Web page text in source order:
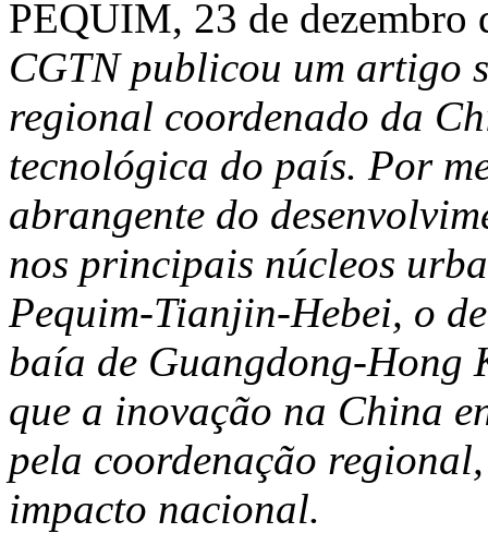
PEQUIM, 23 de dezembro
CGTN publicou um artigo
regional coordenado da
tecnológica do país. Por
abrangente do
nos principais núcleos
Pequim-Tianjin-Hebei, o
baía de Guangdong-Hong
que a inovação na China
pela coordenação
impacto nacional.